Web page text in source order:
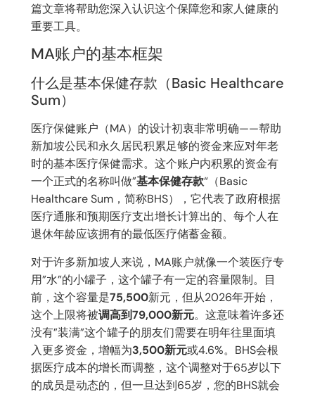
篇文章将帮助您深入认识这个保障您和家人健康的
重要工具。
MA账户的基本框架
什么是基本保健存款（Basic Healthcare
Sum）
医疗保健账户（MA）的设计初衷非常明确——帮助
新加坡公民和永久居民积累足够的资金来应对年老
时的基本医疗保健需求。这个账户内积累的资金有
一个正式的名称叫做”基本保健存款“（Basic
Healthcare Sum，简称BHS），它代表了政府根据
医疗通胀和预期医疗支出增长计算出的、每个人在
退休年龄应该拥有的最低医疗储蓄金额。
对于许多新加坡人来说，MA账户就像一个装医疗专
用”水”的小罐子，这个罐子有一定的容量限制。目
前，这个容量是75,500新元，但从2026年开始，
这个上限将被调高到79,000新元。这意味着许多还
没有”装满”这个罐子的朋友们需要在明年往里面填
入更多资金，增幅为3,500新元或4.6%。BHS会根
据医疗成本的增长而调整，这个调整对于65岁以下
的成员是动态的，但一旦达到65岁，您的BHS就会